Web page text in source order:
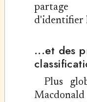
d'identifier
...et des
Plus